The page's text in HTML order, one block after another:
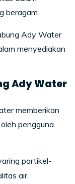
beragam.
Ady Water
menyediakan
Ady Water
memberikan
pengguna.
partikel-
air.